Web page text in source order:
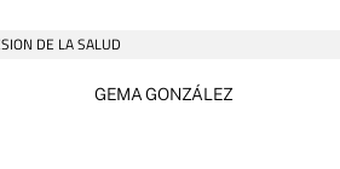
DE LA SALUD
GEMA GONZÁLEZ